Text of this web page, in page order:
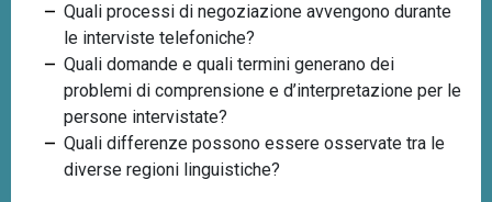
Quali processi di negoziazione avvengono durante
le interviste telefoniche?
Quali domande e quali termini generano dei
problemi di comprensione e d’interpretazione per le
persone intervistate?
Quali differenze possono essere osservate tra le
diverse regioni linguistiche?